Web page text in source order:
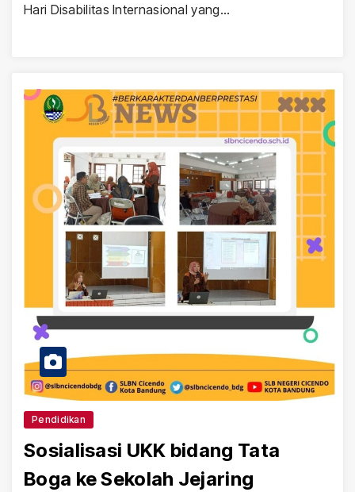
Hari Disabilitas Internasional yang…
Pendidikan
Sosialisasi UKK bidang Tata
Boga ke Sekolah Jejaring